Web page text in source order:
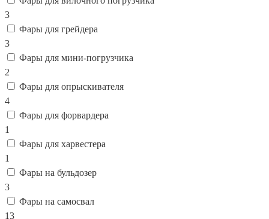
3
Фары для грейдера
3
Фары для мини-погрузчика
2
Фары для опрыскивателя
4
Фары для форвардера
1
Фары для харвестера
1
Фары на бульдозер
3
Фары на самосвал
13